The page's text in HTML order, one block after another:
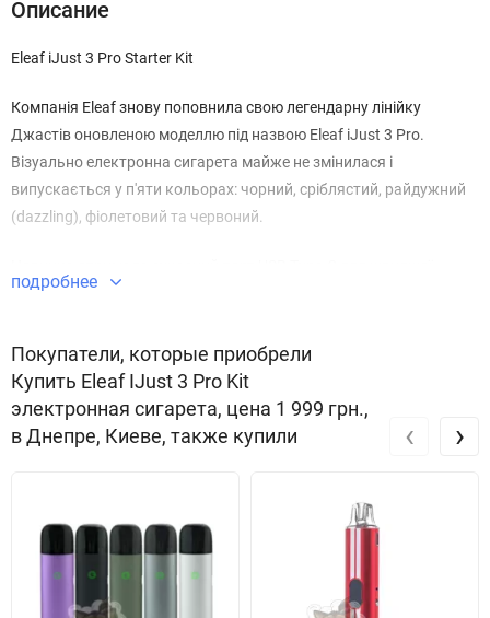
Описание
Eleaf iJust 3 Pro Starter Kit
Компанія Eleaf знову поповнила свою легендарну лінійку
Джастів оновленою моделлю під назвою Eleaf iJust 3 Pro.
Візуально електронна сигарета майже не змінилася і
випускається у п'яти кольорах: чорний, сріблястий, райдужний
(dazzling), фіолетовий та червоний.
зарядки вже звичного акумулятора ємністю 3000 mAh.
Eleaf iJust 3 Pro оснащений індикатором рівня заряду батареї,
який вбудований у підсвічування кнопки активації. Як показано
на фото нижче, залежно від витрати акумулятора колір кнопки
У Ijust 3 Pro встановлено новітню плату з сучасними захистами:
від перезаряду, від перерозряду, від перепадів напруги, від
подробнее
Покупатели, которые приобрели
Купить Eleaf IJust 3 Pro Kit
электронная сигарета, цена 1 999 грн.,
в Днепре, Киеве, также купили
‹ ›